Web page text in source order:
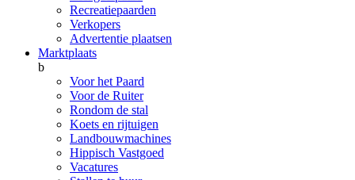
Recreatiepaarden
Verkopers
Advertentie plaatsen
Marktplaats
b
Voor het Paard
Voor de Ruiter
Rondom de stal
Koets en rijtuigen
Landbouwmachines
Hippisch Vastgoed
Vacatures